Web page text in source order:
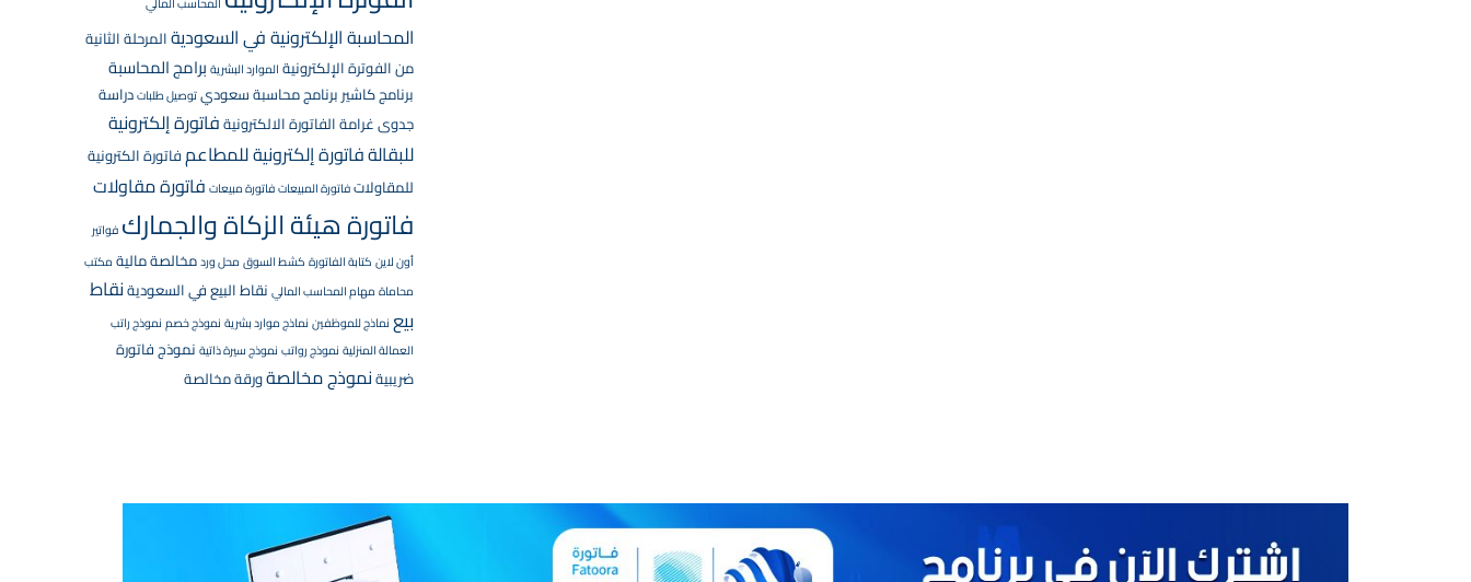
المحاسبة الإلكترونية في السعوديةالمرحلة الثانية
من الفوترة الإلكترونية الموارد البشرية برامج المحاسبة
برنامج كاشيربرنامج محاسبة سعوديتوصيل طلباتدراسة
جدوىغرامة الفاتورة الالكترونيةفاتورة إلكترونية
للبقالةفاتورة إلكترونية للمطاعمفاتورة الكترونية
للمقاولاتفاتورة المبيعاتفاتورة مبيعات فاتورة مقاولات
فاتورة هيئة الزكاة والجمارك فواتير
أون لاين كتابة الفاتورة كشط السوق محل وردمخالصة مالية مكتب
محاماة مهام المحاسب المالي نقاط البيع في السعوديةنقاط
بيع نماذج للموظفين نماذج موارد بشرية نموذج خصم نموذج راتب
العمالة المنزلية نموذج رواتب نموذج سيرة ذاتية نموذج فاتورة
ضريبيةنموذج مخالصةورقة مخالصة